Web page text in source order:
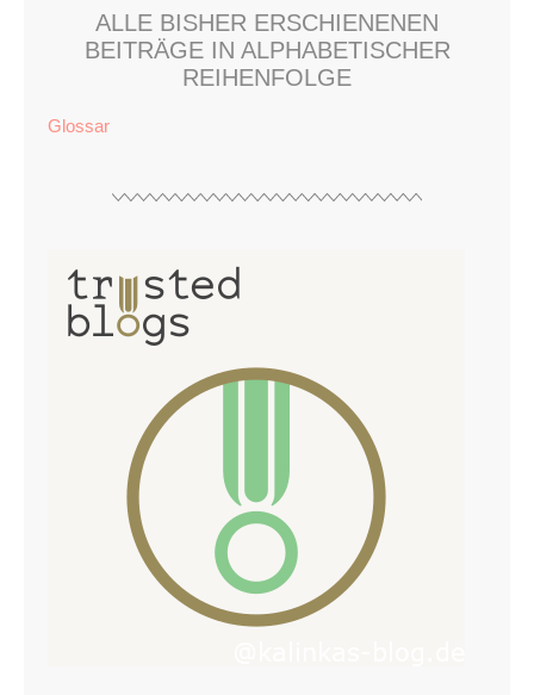
ALLE BISHER ERSCHIENENEN
BEITRÄGE IN ALPHABETISCHER
REIHENFOLGE
Glossar